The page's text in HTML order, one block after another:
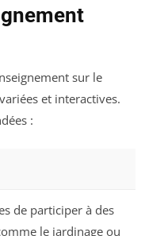
sur le
et interactives.
:
de participer à des
le jardinage ou